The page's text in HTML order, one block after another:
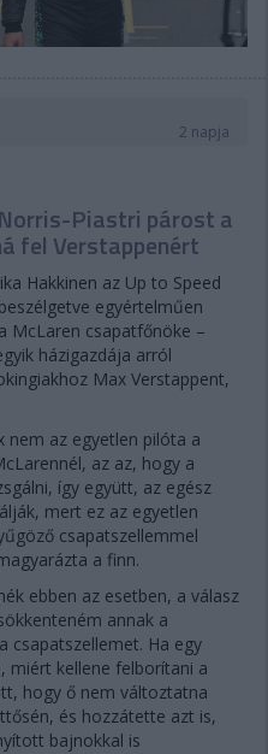
2 napja
Piastri párost a
fel Verstappenért
Hakkinen az Up to Speed
egyértelműen
McLaren csapatfőnöke –
házigazdája arról
Max Verstappent,
nem az egyetlen pilóta a
az az, hogy a
így együtt, az egész
mert ez az egyetlen
csapatszellemmel
a finn.
ebben az esetben, a válasz
annak a
csapatszellemet. Ha egy
miért kellene felborítani a
hogy ő nem változtatna
és hozzátette azt is,
bajnokkal is